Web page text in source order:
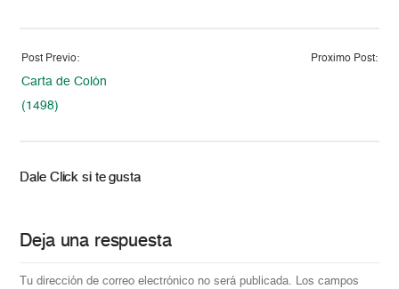
Post Previo:
Carta de Colón
(1498)
Proximo Post:
Dale Click si te gusta
Deja una respuesta
Tu dirección de correo electrónico no será publicada. Los campos